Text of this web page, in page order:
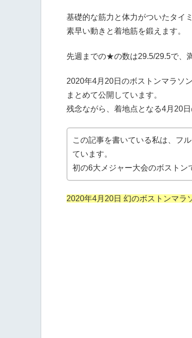
基礎的な筋力と体力がついたタイ
素早い動きと着地筋を鍛えます。
先週までの★の数は29.5/29.5で、
2020年4月20日のボストンマラソ
まとめて公開しています。
残念ながら、着地点となる4月20
この記事を書いている私は、フ
ています。
初の6大メジャー大会のボストン
2020年4月20日 幻のボストンマラ